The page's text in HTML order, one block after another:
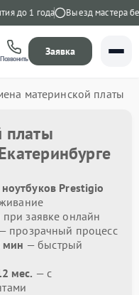
до 1 года Выезд мастера
Позвонить
Заявка
материнской платы
платы
Prestigio
заявке онлайн
— прозрачный процесс
мин — быстрый
мес. — с